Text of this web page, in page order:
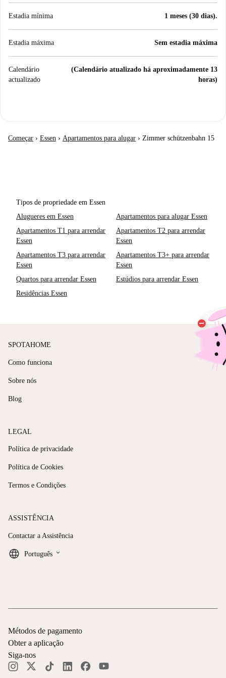
Estadia mínima 1 meses (30 dias).
Estadia máxima Sem estadia máxima
Calendário
actualizado
(Calendário atualizado há aproximadamente 13
horas)
Começar › Essen › Apartamentos para alugar › Zimmer schützenbahn 15
Tipos de propriedade em Essen
Alugueres em Essen
Apartamentos para alugar Essen
Apartamentos T1 para arrendar
Essen
Apartamentos T2 para arrendar
Essen
Apartamentos T3 para arrendar
Essen
Apartamentos T3+ para arrendar
Essen
Quartos para arrendar Essen
Estúdios para arrendar Essen
Residências Essen
SPOTAHOME
Como funciona
Sobre nós
Blog
LEGAL
Política de privacidade
Política de Cookies
Termos e Condições
ASSISTÊNCIA
Contactar a Assistência
Português keyboard_arrow_down
Métodos de pagamento
Obter a aplicação
Siga-nos